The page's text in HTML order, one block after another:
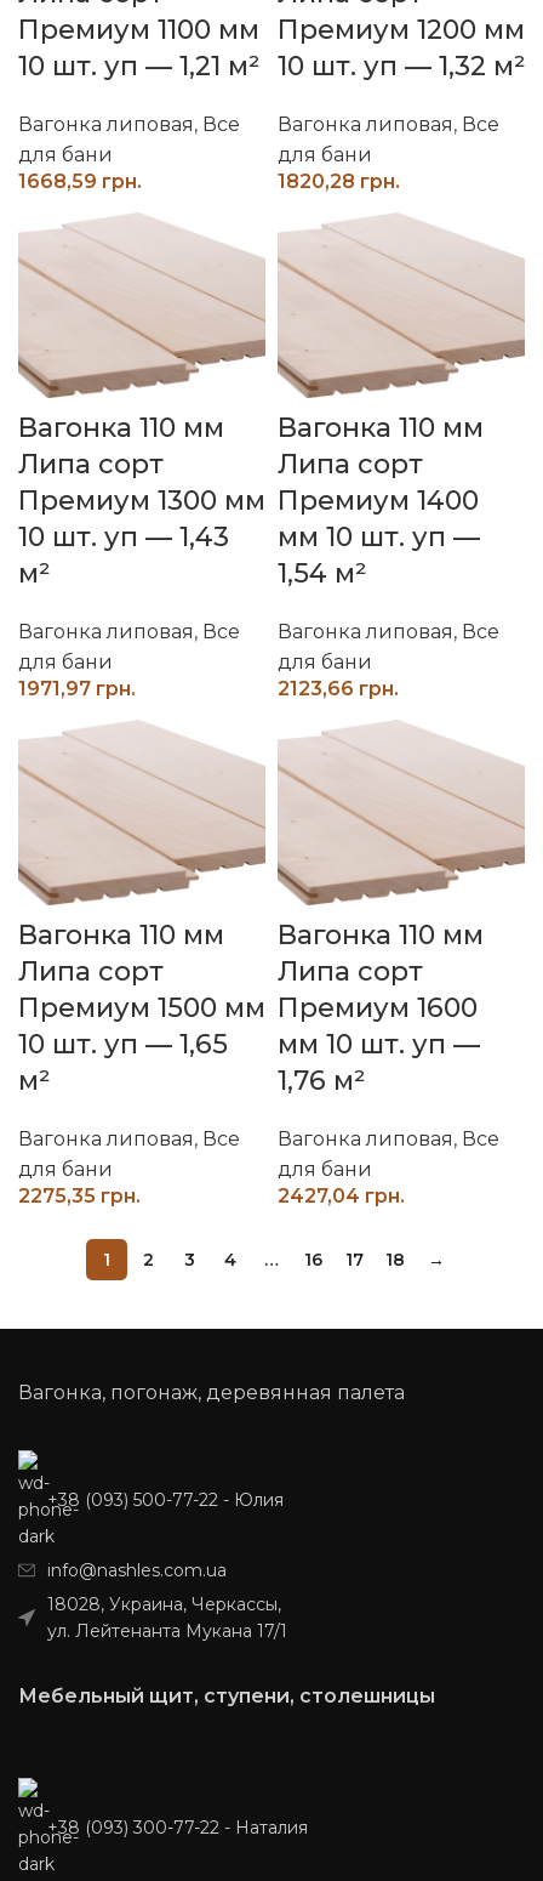
Премиум 1100 мм
10 шт. уп — 1,21 м²
Вагонка липовая, Все
для бани
грн.
Премиум 1200 мм
10 шт. уп — 1,32 м²
Вагонка липовая, Все
для бани
грн.
Вагонка 110 мм
Липа сорт
Премиум 1300 мм
10 шт. уп — 1,43
м²
Вагонка липовая, Все
для бани
грн.
Вагонка 110 мм
Липа сорт
Премиум 1400
мм 10 шт. уп —
1,54 м²
Вагонка липовая, Все
для бани
грн.
Вагонка 110 мм
Липа сорт
Премиум 1500 мм
10 шт. уп — 1,65
м²
Вагонка липовая, Все
для бани
грн.
Вагонка 110 мм
Липа сорт
Премиум 1600
мм 10 шт. уп —
1,76 м²
Вагонка липовая, Все
для бани
грн.
1 2 3 4 … 16 17 18 →
Вагонка, погонаж, деревянная палета
+38 (093) 500-77-22 - Юлия
info@nashles.com.ua
18028, Украина, Черкассы,
ул. Лейтенанта Мукана 17/1
Мебельный щит, ступени, столешницы
+38 (093) 300-77-22 - Наталия